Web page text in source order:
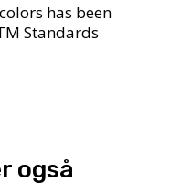
has been
Standards
også